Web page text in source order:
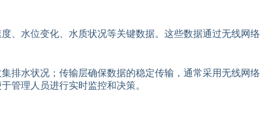
、水位变化、水质状况等关键数据。这些数据通过无线网络
排水状况；传输层确保数据的稳定传输，通常采用无线网络
管理人员进行实时监控和决策。